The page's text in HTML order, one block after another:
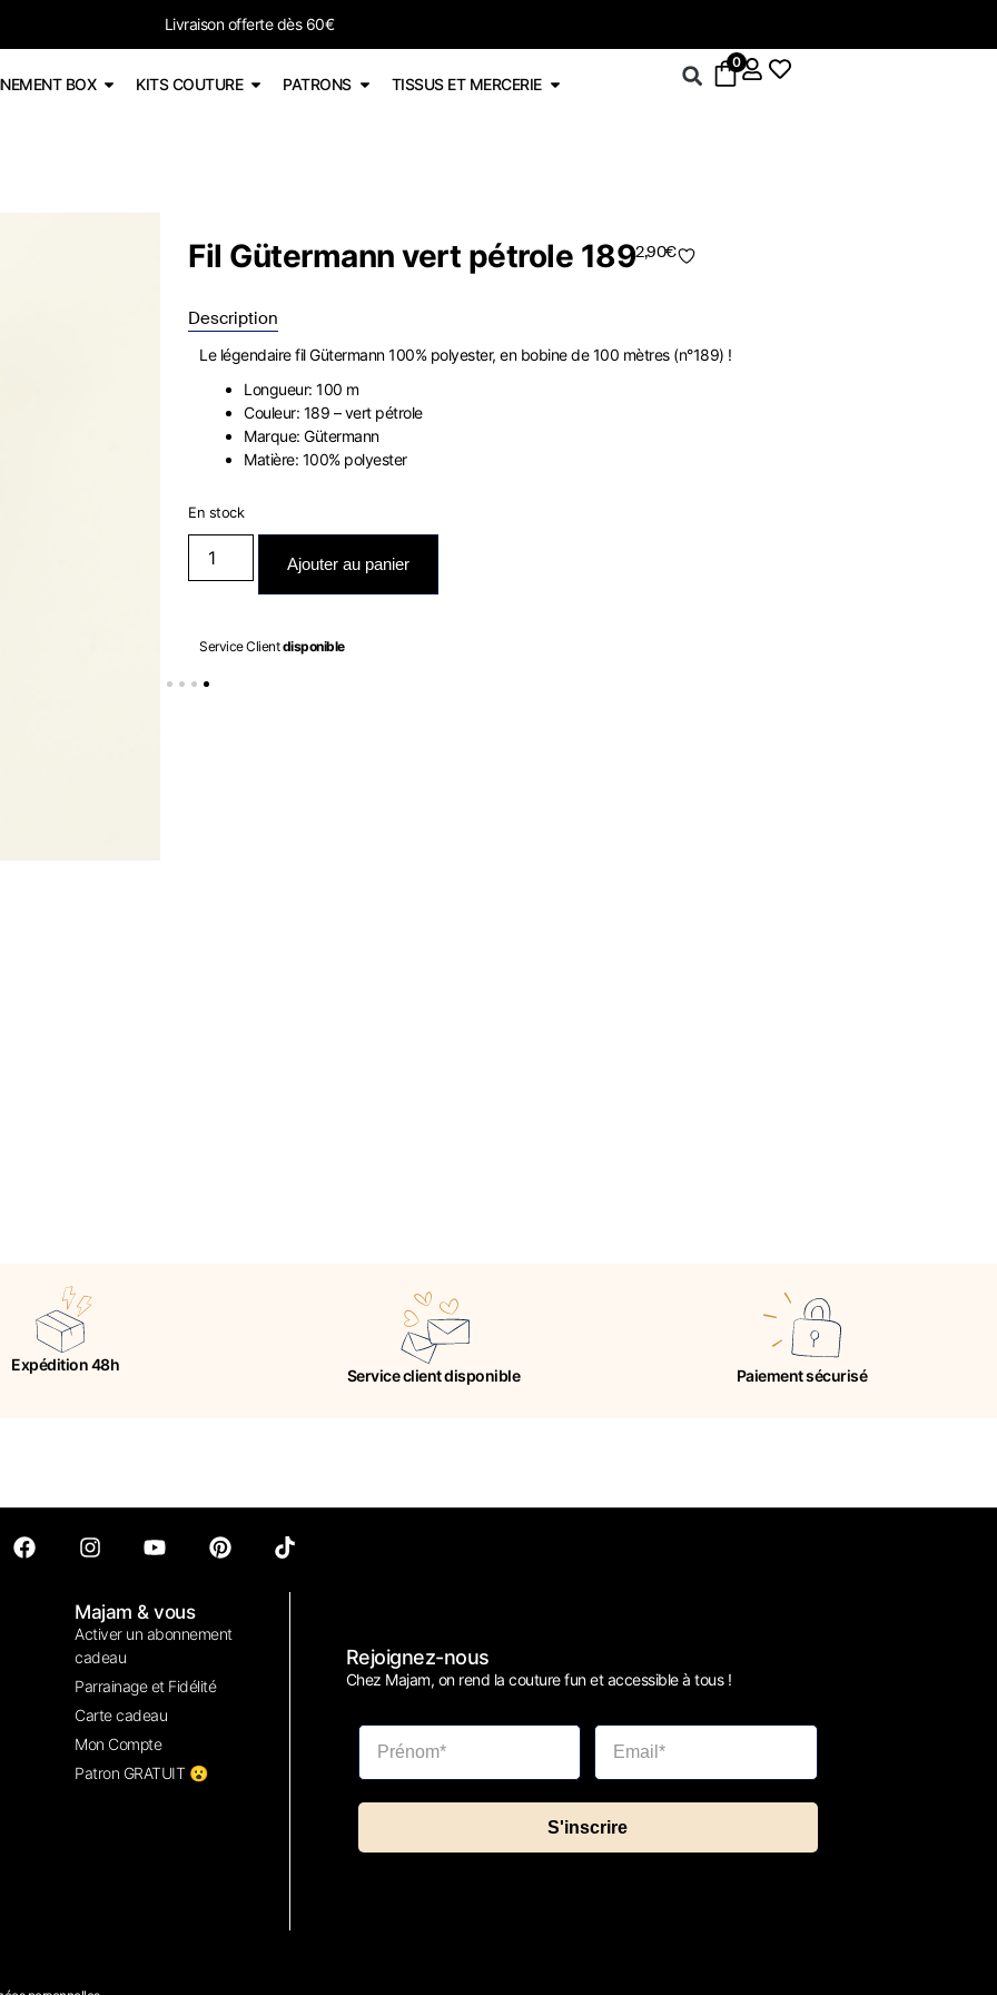
Livraison offerte dès 60€
BOX KITS COUTURE PATRONS TISSUS ET MERCERIE
0
Fil Gütermann vert pétrole 1892,90€
En stock
Ajouter au panier
Service Clientdisponible
Description
Le légendaire fil Gütermann 100% polyester, en bobine de 100 mètres (n°189) !
Longueur: 100 m
Couleur: 189 – vert pétrole
Marque: Gütermann
Matière: 100% polyester
Expédition 48h
Service client disponible Paiement sécurisé
Majam & vous
Activer un abonnement
cadeau
Parrainage et Fidélité
Carte cadeau
Mon Compte
Patron GRATUIT 😮
Rejoignez-nous
Chez Majam, on rend la couture fun et accessible à tous !
S'inscrire